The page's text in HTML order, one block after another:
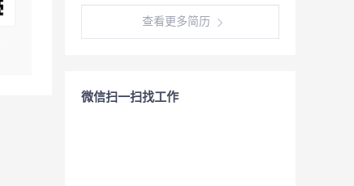
查看更多简历
微信扫一扫找工作